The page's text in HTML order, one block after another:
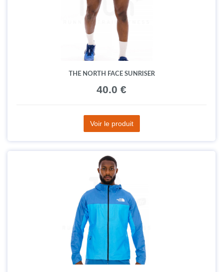
THE NORTH FACE SUNRISER
40.0 €
Voir le produit